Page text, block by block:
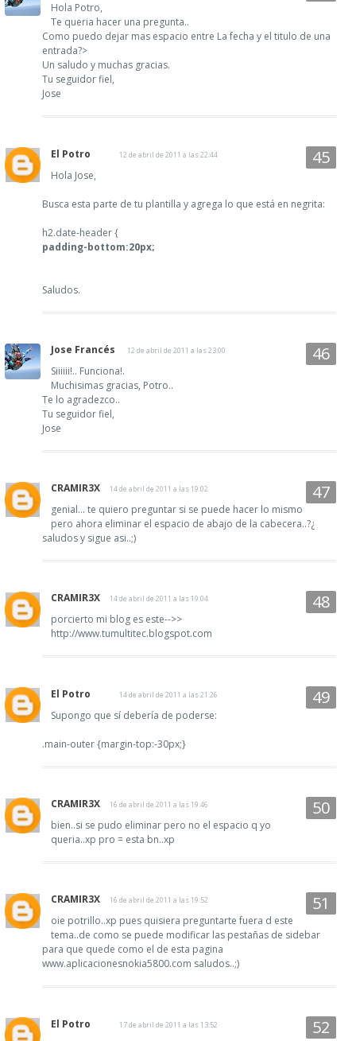
Hola Potro,
Te queria hacer una pregunta..
Como puedo dejar mas espacio entre La fecha y el titulo de una
entrada?>
Un saludo y muchas gracias.
Tu seguidor fiel,
Jose
El Potro 12 de abril de 2011 a las 22:44
Hola Jose,
Busca esta parte de tu plantilla y agrega lo que está en negrita:
h2.date-header {
padding-bottom:20px;
Saludos.
Jose Francés 12 de abril de 2011 a las 23:00
Siiiiii!.. Funciona!.
Muchisimas gracias, Potro..
Te lo agradezco..
Tu seguidor fiel,
Jose
CRAMIR3X 14 de abril de 2011 a las 19:02
genial... te quiero preguntar si se puede hacer lo mismo
pero ahora eliminar el espacio de abajo de la cabecera..?¿
saludos y sigue asi..;)
CRAMIR3X 14 de abril de 2011 a las 19:04
porcierto mi blog es este-->>
http://www.tumultitec.blogspot.com
El Potro 14 de abril de 2011 a las 21:26
Supongo que sí debería de poderse:
.main-outer {margin-top:-30px;}
CRAMIR3X 16 de abril de 2011 a las 19:46
bien..si se pudo eliminar pero no el espacio q yo
queria..xp pro = esta bn..xp
CRAMIR3X 16 de abril de 2011 a las 19:52
oie potrillo..xp pues quisiera preguntarte fuera d este
tema..de como se puede modificar las pestañas de sidebar
para que quede como el de esta pagina
www.aplicacionesnokia5800.com saludos..;)
El Potro 17 de abril de 2011 a las 13:52